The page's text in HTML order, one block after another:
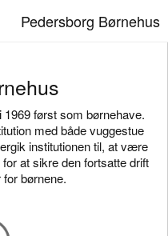
Pedersborg Børnehus
først som børnehave.
med både vuggestue
institutionen til, at være
at sikre den fortsatte drift
børnene.